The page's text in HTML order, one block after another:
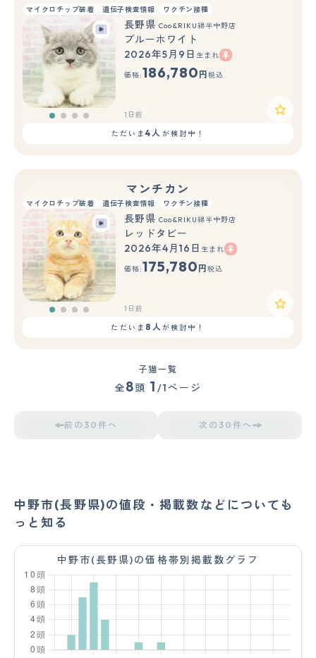
マイクロチップ装着 遺伝子検査情報 ワクチン接種
長野県 Coo&RIKU綿半中野店
ブルーホワイト
2026年5月9日 生まれ
価格:186,780 円 税込
1日前
ただいま4人 が検討中！
マンチカン
マイクロチップ装着 遺伝子検査情報 ワクチン接種
長野県 Coo&RIKU綿半中野店
レッドタビー
2026年4月16日 生まれ
価格:175,780 円 税込
1日前
ただいま 8人が検討中！
子猫一覧
全8頭 1 /1ページ
前の30件へ 次の30件へ
中野市(長野県)の値段・掲載数などについても
っと知る
中野市(長野県)の価格帯別掲載数グラフ